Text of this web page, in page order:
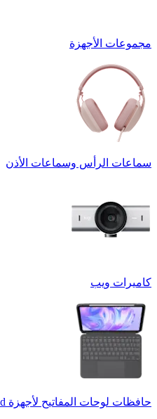
مجموعات الأجهزة
سماعات الرأس وسماعات الأذن
كاميرات ويب
حافظات لوحات المفاتيح لأجهزة ‏iPad